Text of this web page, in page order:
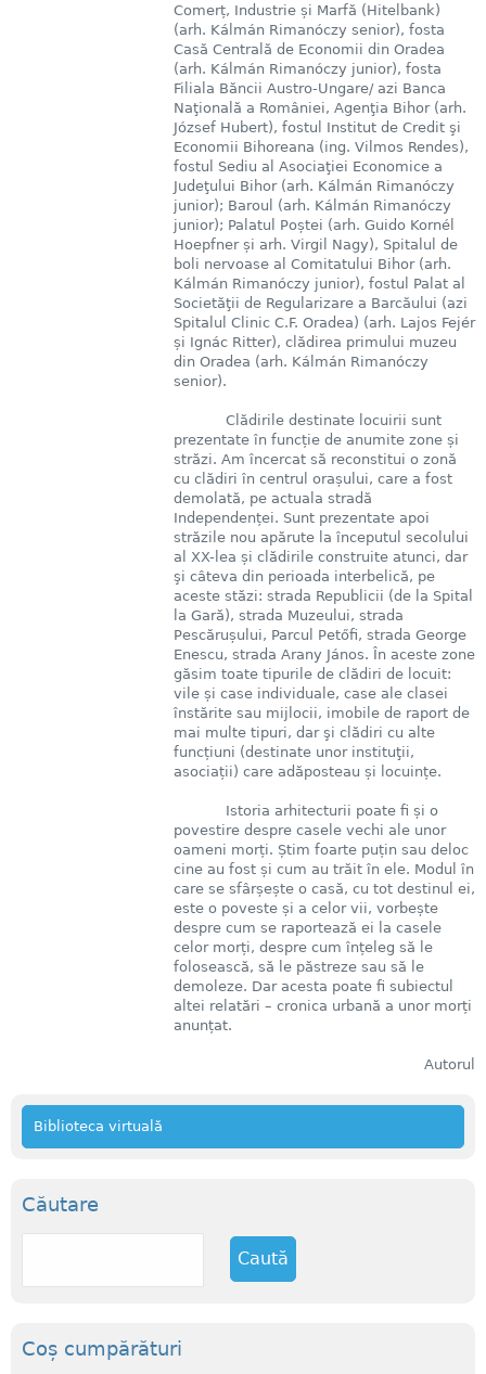
Comerț, Industrie și Marfă (Hitelbank)
(arh. Kálmán Rimanóczy senior), fosta
Casă Centrală de Economii din Oradea
(arh. Kálmán Rimanóczy junior), fosta
Filiala Băncii Austro-Ungare/ azi Banca
Naţională a României, Agenţia Bihor (arh.
József Hubert), fostul Institut de Credit şi
Economii Bihoreana (ing. Vilmos Rendes),
fostul Sediu al Asociaţiei Economice a
Judeţului Bihor (arh. Kálmán Rimanóczy
junior); Baroul (arh. Kálmán Rimanóczy
junior); Palatul Poștei (arh. Guido Kornél
Hoepfner și arh. Virgil Nagy), Spitalul de
boli nervoase al Comitatului Bihor (arh.
Kálmán Rimanóczy junior), fostul Palat al
Societăţii de Regularizare a Barcăului (azi
Spitalul Clinic C.F. Oradea) (arh. Lajos Fejér
și Ignác Ritter), clădirea primului muzeu
din Oradea (arh. Kálmán Rimanóczy
senior).
Clădirile destinate locuirii sunt
prezentate în funcție de anumite zone și
străzi. Am încercat să reconstitui o zonă
cu clădiri în centrul orașului, care a fost
demolată, pe actuala stradă
Independenței. Sunt prezentate apoi
străzile nou apărute la începutul secolului
al XX-lea și clădirile construite atunci, dar
şi câteva din perioada interbelică, pe
aceste stăzi: strada Republicii (de la Spital
la Gară), strada Muzeului, strada
Pescărușului, Parcul Petőfi, strada George
Enescu, strada Arany János. În aceste zone
găsim toate tipurile de clădiri de locuit:
vile și case individuale, case ale clasei
înstărite sau mijlocii, imobile de raport de
mai multe tipuri, dar şi clădiri cu alte
funcțiuni (destinate unor instituţii,
asociații) care adăposteau și locuințe.
Istoria arhitecturii poate fi și o
povestire despre casele vechi ale unor
oameni morți. Știm foarte puțin sau deloc
cine au fost și cum au trăit în ele. Modul în
care se sfârșește o casă, cu tot destinul ei,
este o poveste și a celor vii, vorbește
despre cum se raportează ei la casele
celor morți, despre cum înțeleg să le
folosească, să le păstreze sau să le
demoleze. Dar acesta poate fi subiectul
altei relatări – cronica urbană a unor morți
anunțat.
Autorul
Biblioteca virtuală
Căutare
C
Coș cumpărături